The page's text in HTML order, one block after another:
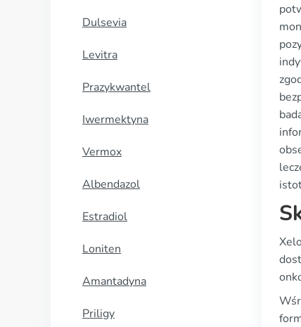
Dulsevia
Levitra
Prazykwantel
Iwermektyna
Vermox
Albendazol
Estradiol
Loniten
Amantadyna
Priligy